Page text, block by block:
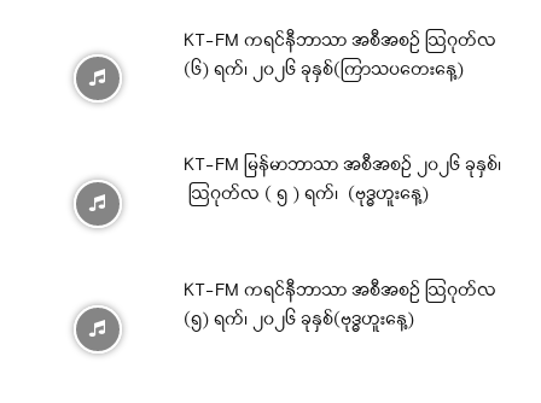
KT-FM ကရင်နီဘာသာ အစီအစဉ် ဩဂုတ်လ
(၆) ရက်၊ ၂၀၂၆ ခုနှစ်(ကြာသပတေးနေ့)
KT-FM မြန်မာဘာသာ အစီအစဉ် ၂၀၂၆ ခုနှစ်၊
ဩဂုတ်လ ( ၅ ) ရက်၊ (ဗုဒ္ဓဟူးနေ့)
KT-FM ကရင်နီဘာသာ အစီအစဉ် ဩဂုတ်လ
(၅) ရက်၊ ၂၀၂၆ ခုနှစ်(ဗုဒ္ဓဟူးနေ့)